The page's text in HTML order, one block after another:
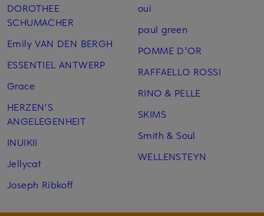
DOROTHEE
SCHUMACHER
Emily VAN DEN BERGH
ESSENTIEL ANTWERP
Grace
HERZEN'S
ANGELEGENHEIT
INUIKII
Jellycat
Joseph Ribkoff
oui
paul green
POMME D'OR
RAFFAELLO ROSSI
RINO & PELLE
SKIMS
Smith & Soul
WELLENSTEYN